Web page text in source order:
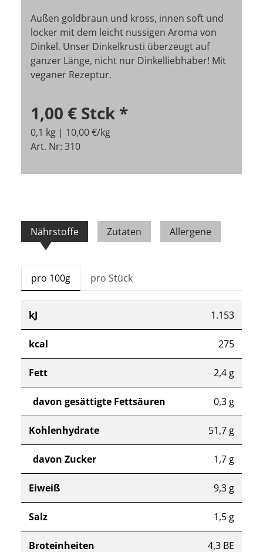
Außen goldbraun und kross, innen soft und
locker mit dem leicht nussigen Aroma von
Dinkel. Unser Dinkelkrusti überzeugt auf
ganzer Länge, nicht nur Dinkelliebhaber! Mit
veganer Rezeptur.
1,00 € Stck *
0,1 kg | 10,00 €/kg
Art. Nr: 310
Nährstoffe Zutaten Allergene
pro 100g pro Stück
kJ 1.153
kcal 275
Fett 2,4 g
davon gesättigte Fettsäuren 0,3 g
Kohlenhydrate 51,7 g
davon Zucker 1,7 g
Eiweiß 9,3 g
Salz 1,5 g
Broteinheiten 4,3 BE